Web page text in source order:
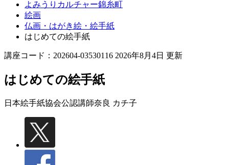
よみうりカルチャー錦糸町
絵画
仏画・はがき絵・絵手紙
はじめての絵手紙
講座コード：202604-03530116 2026年8月4日 更新
はじめての絵手紙
日本絵手紙協会公認講師奈良 カチ子